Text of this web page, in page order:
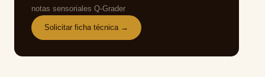
notas sensoriales Q-Grader
Solicitar ficha técnica →